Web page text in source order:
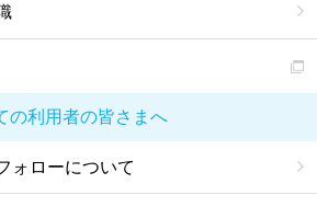
の利用者の皆さまへ
ォローについて